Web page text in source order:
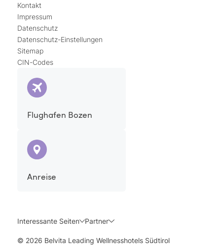
Kontakt
Impressum
Datenschutz
Datenschutz-Einstellungen
Sitemap
CIN-Codes
Flughafen Bozen
Anreise
Interessante Seiten Partner
© 2026 Belvita Leading Wellnesshotels Südtirol